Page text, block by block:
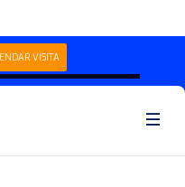
VISITA